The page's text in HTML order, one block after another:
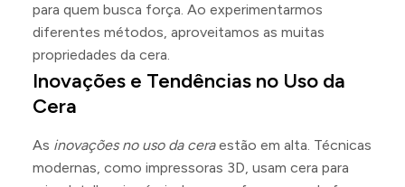
para quem busca força. Ao experimentarmos
diferentes métodos, aproveitamos as muitas
propriedades da cera.
Inovações e Tendências no Uso da
Cera
As inovações no uso da ceraestão em alta. Técnicas
modernas, como impressoras 3D, usam cera para